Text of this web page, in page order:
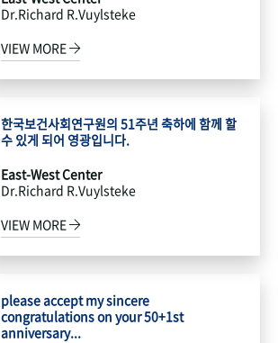
Dr.Richard R.Vuylsteke
VIEW MORE
한국보건사회연구원의 51주년 축하에 함께 할
수 있게 되어 영광입니다.
East-West Center
Dr.Richard R.Vuylsteke
VIEW MORE
please accept my sincere
congratulations on your 50+1st
anniversary...